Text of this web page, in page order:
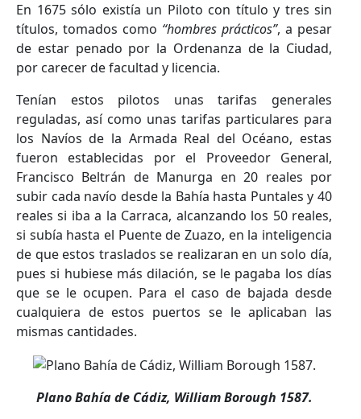
En 1675 sólo existía un Piloto con título y tres sin
títulos, tomados como “hombres prácticos”, a pesar
de estar penado por la Ordenanza de la Ciudad,
por carecer de facultad y licencia.
Tenían estos pilotos unas tarifas generales
reguladas, así como unas tarifas particulares para
los Navíos de la Armada Real del Océano, estas
fueron establecidas por el Proveedor General,
Francisco Beltrán de Manurga en 20 reales por
subir cada navío desde la Bahía hasta Puntales y 40
reales si iba a la Carraca, alcanzando los 50 reales,
si subía hasta el Puente de Zuazo, en la inteligencia
de que estos traslados se realizaran en un solo día,
pues si hubiese más dilación, se le pagaba los días
que se le ocupen. Para el caso de bajada desde
cualquiera de estos puertos se le aplicaban las
mismas cantidades.
Plano Bahía de Cádiz, William Borough 1587.